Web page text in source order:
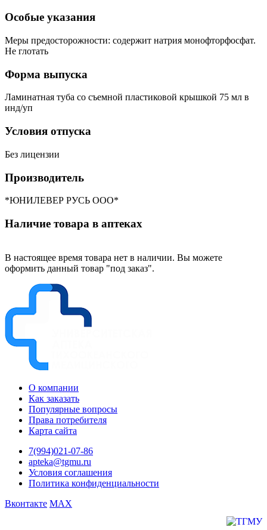
Особые указания
Меры предосторожности: cодержит натрия монофторфосфат.
Не глотать
Форма выпуска
Ламинатная туба со съемной пластиковой крышкой 75 мл в
инд/уп
Условия отпуска
Без лицензии
Производитель
*ЮНИЛЕВЕР РУСЬ ООО*
Наличие товара в аптеках
В настоящее время товара нет в наличии. Вы можете
оформить данный товар "под заказ".
О компании
Как заказать
Популярные вопросы
Права потребителя
Карта сайта
7(994)021-07-86
apteka@tgmu.ru
Условия соглашения
Политика конфиденциальности
Вконтакте MAX